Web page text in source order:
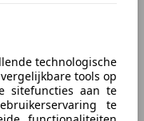
technologische
tools op
sitefuncties aan te
te